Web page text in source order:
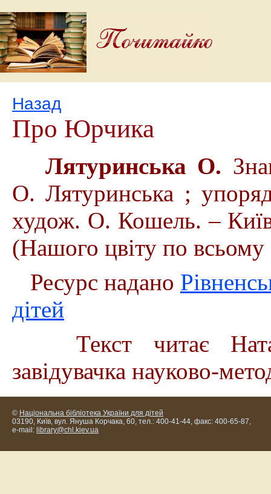
Назад
Про Юрчика
Лятуринська О.
О. Лятуринська ;
худож. О. Кошель. –
(Нашого цвіту по всьому
Ресурс надано
дітей
Текст читає
завідувачка науково-
© Національна бібліотека України для дітей
03190, Київ, вул. Януша Корчака, 60, тел.: 400-41-44, факс: 400-65-87,
e-mail: library@chl.kiev.ua